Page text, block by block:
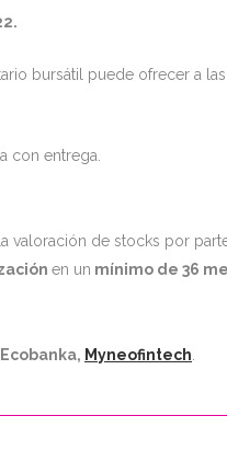
bursátil puede ofrecer a
con entrega.
valoración de stocks por
en un mínimo de 36
Myneofintech